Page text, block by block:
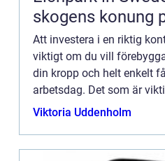
skogens konung
Att investera i en riktig
viktigt om du vill
din kropp och helt enkelt
arbetsdag. Det som är
man ska v&au...
Viktoria Uddenholm